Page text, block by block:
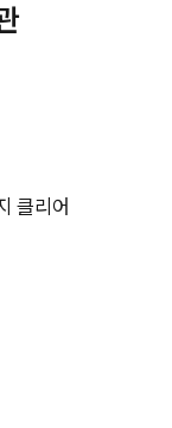
클리어